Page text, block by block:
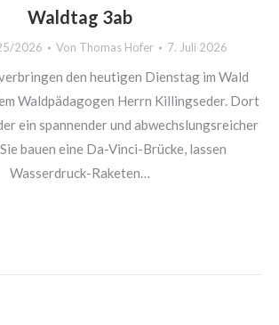
Waldtag 3ab
2026 Von Thomas Hofer 7. Juli 2026
den heutigen Dienstag im Wald
Waldpädagogen Herrn Killingseder. Dort
ein spannender und abwechslungsreicher
bauen eine Da-Vinci-Brücke, lassen
Wasserdruck-Raketen…